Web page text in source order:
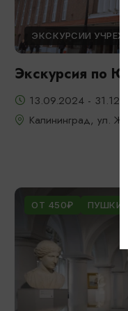
ЭКСКУРСИИ
Экскурсия по
13.09.2024 -
Калининград, ул.
ОТ 450₽